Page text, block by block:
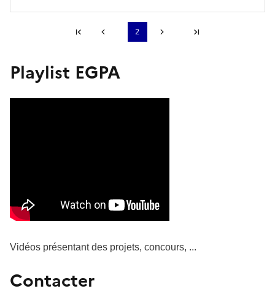
Première page
2
Page suivanteDernière page
S'abonner à Accordéon
Playlist EGPA
Vidéos présentant des projets, concours, ...
Contacter